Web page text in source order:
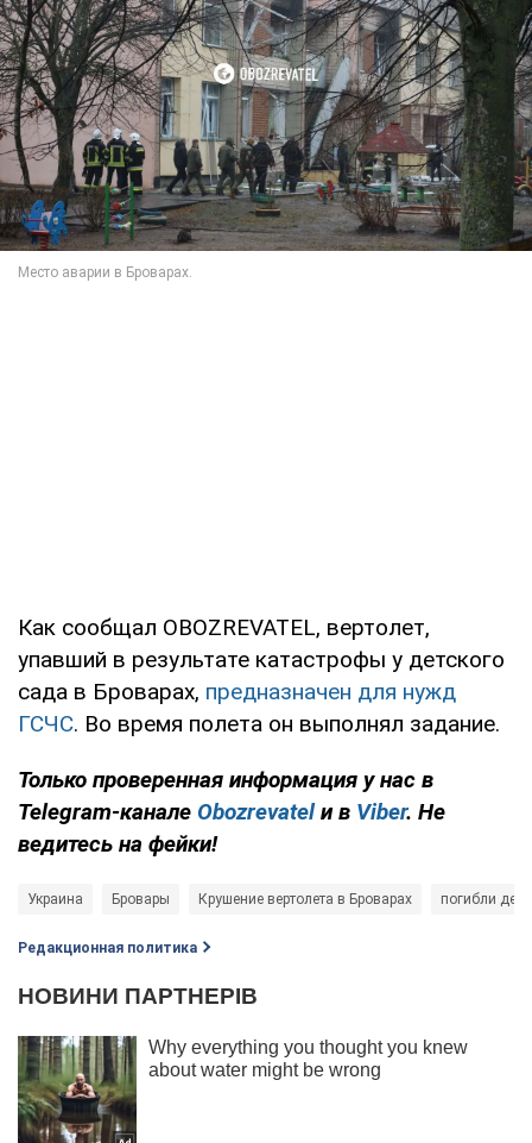
Как сообщал OBOZREVATEL, вертолет,
упавший в результате катастрофы у детского
сада в Броварах, предназначен для нужд
ГСЧС. Во время полета он выполнял задание.
Только проверенная информация у нас в
Telegram-канале Obozrevatelи в Viber. Не
ведитесь на фейки!
Украина Бровары Крушение вертолета в Броварах погибли дети
Редакционная политика